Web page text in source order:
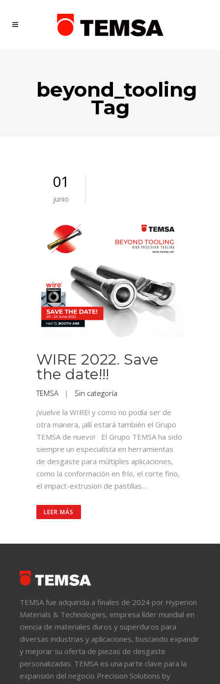
beyond_tooling
Tag
01
junio
WIRE 2022. Save
the date!!!
TEMSA | Sin categoría
¡Vuelve la WIRE! y como no podía ser de
otra manera, ¡allí estará también el Grupo
TEMSA de nuevo! El Grupo TEMSA ha sido
siempre un especialista en herramientas
de desgaste para múltiples aplicaciones,
como la conformación en frío, el corte fino,
el impact-extrusion de pastillas...
LEER MÁS
TEMSA fue adquirida a finales de 2024 por Hyperion
Materials & Technologies, empresa líder mundial en
ciencia de materiales duros y superduros para
diversas industrias y aplicaciones, buscando expandir
y mejorar su oferta de piezas de desgaste
personalizadas. TEMSA es una parte clave para la
expansión del negocio Precision Solutions by